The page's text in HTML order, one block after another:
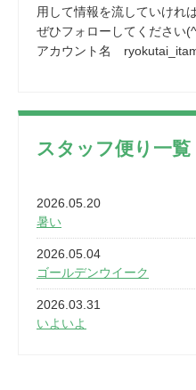
用して情報を流していけれ
ぜひフォローしてください
アカウント名
スタッフ便り一覧
2026.05.20
暑い
2026.05.04
ゴールデンウイーク
2026.03.31
いよいよ